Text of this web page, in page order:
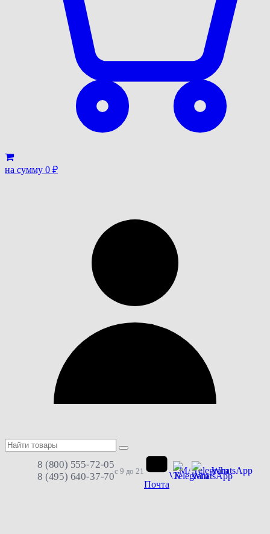
на сумму 0 ₽
8 (800) 555-72-05
8 (495) 640-37-70с 9 до 21
Почта
MAXTelegramWhatsApp